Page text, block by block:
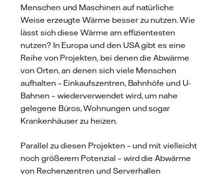
Menschen und Maschinen auf natürliche
Weise erzeugte Wärme besser zu nutzen. Wie
lässt sich diese Wärme am effizientesten
nutzen? In Europa und den USA gibt es eine
Reihe von Projekten, bei denen die Abwärme
von Orten, an denen sich viele Menschen
aufhalten – Einkaufszentren, Bahnhöfe und U-
Bahnen – wiederverwendet wird, um nahe
gelegene Büros, Wohnungen und sogar
Krankenhäuser zu heizen.
Parallel zu diesen Projekten – und mit vielleicht
noch größerem Potenzial – wird die Abwärme
von Rechenzentren und Serverhallen